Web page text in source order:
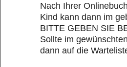
Nach Ihrer
Kind kann dann im
BITTE GEBEN SIE
Sollte im
dann auf die